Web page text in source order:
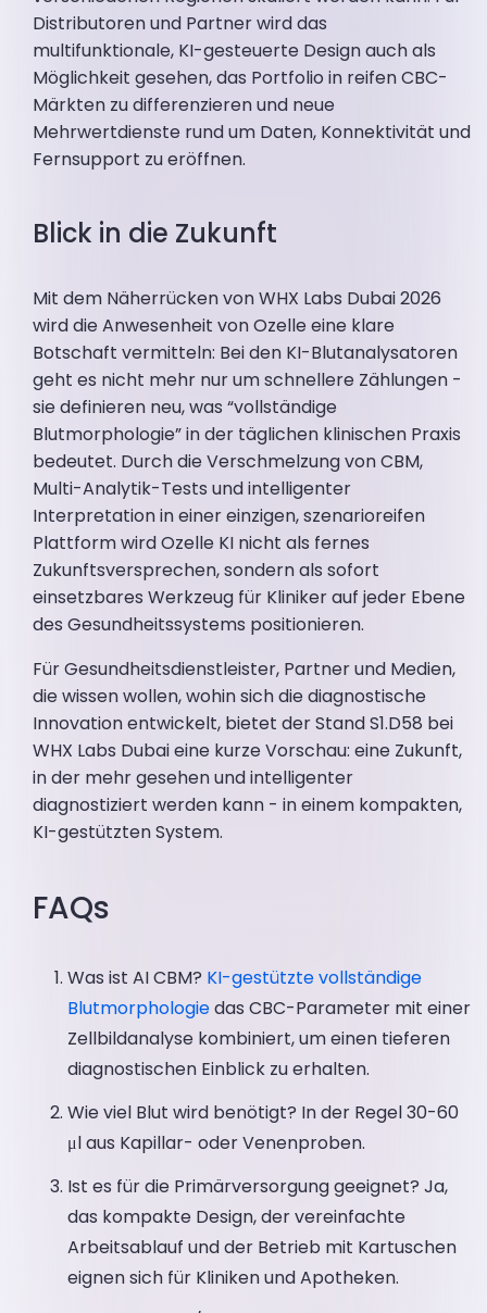
Distributoren und Partner wird das
multifunktionale, KI-gesteuerte Design auch als
Möglichkeit gesehen, das Portfolio in reifen CBC-
Märkten zu differenzieren und neue
Mehrwertdienste rund um Daten, Konnektivität und
Fernsupport zu eröffnen.
Blick in die Zukunft
Mit dem Näherrücken von WHX Labs Dubai 2026
wird die Anwesenheit von Ozelle eine klare
Botschaft vermitteln: Bei den KI-Blutanalysatoren
geht es nicht mehr nur um schnellere Zählungen -
sie definieren neu, was “vollständige
Blutmorphologie” in der täglichen klinischen Praxis
bedeutet. Durch die Verschmelzung von CBM,
Multi-Analytik-Tests und intelligenter
Interpretation in einer einzigen, szenarioreifen
Plattform wird Ozelle KI nicht als fernes
Zukunftsversprechen, sondern als sofort
einsetzbares Werkzeug für Kliniker auf jeder Ebene
des Gesundheitssystems positionieren.
Für Gesundheitsdienstleister, Partner und Medien,
die wissen wollen, wohin sich die diagnostische
Innovation entwickelt, bietet der Stand S1.D58 bei
WHX Labs Dubai eine kurze Vorschau: eine Zukunft,
in der mehr gesehen und intelligenter
diagnostiziert werden kann - in einem kompakten,
KI-gestützten System.
FAQs
Was ist AI CBM? KI-gestützte vollständige
Blutmorphologiedas CBC-Parameter mit einer
Zellbildanalyse kombiniert, um einen tieferen
diagnostischen Einblick zu erhalten.
Wie viel Blut wird benötigt? In der Regel 30-60
μl aus Kapillar- oder Venenproben.
Ist es für die Primärversorgung geeignet? Ja,
das kompakte Design, der vereinfachte
Arbeitsablauf und der Betrieb mit Kartuschen
eignen sich für Kliniken und Apotheken.